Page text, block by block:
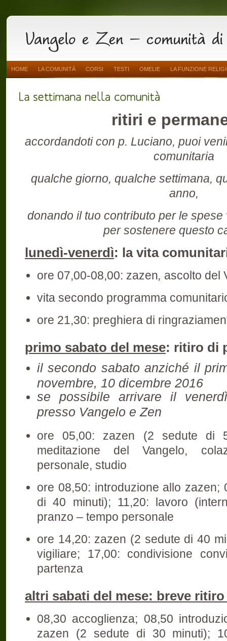
HOME LA COMUNITÀ CORSI TESTI OMELIE LA FUNZIONE
ritiri e
accordandoti con p. Luciano, puoi
comunitaria
qualche giorno, qualche settimana,
anno,
donando il tuo contributo per le spese
per sostenere questo
lunedì-venerdì: la vita
ore 07,00-08,00: zazen, ascolto del
vita secondo programma
ore 21,30: preghiera di
primo sabato del mese: ritiro di
il secondo sabato anziché il
novembre, 10 dicembre 2016
se possibile arrivare il
presso Vangelo e Zen
ore 05,00: zazen (2 sedute di
meditazione del Vangelo,
personale, studio
ore 08,50: introduzione allo zazen;
di 40 minuti); 11,20: lavoro
pranzo – tempo personale
ore 14,20: zazen (2 sedute di 40
vigiliare; 17,00: condivisione
partenza
altri sabati del mese: breve
08,30 accoglienza; 08,50
zazen (2 sedute di 30 minuti);